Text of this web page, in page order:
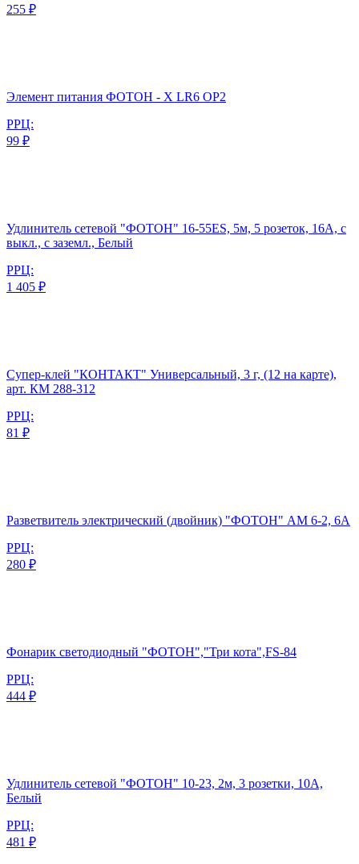
255 ₽
Элемент питания ФОТОН - Х LR6 OP2
РРЦ:
99 ₽
Удлинитель сетевой "ФОТОН" 16-55ЕS, 5м, 5 розеток, 16А, с
выкл., с заземл., Белый
РРЦ:
1 405 ₽
Супер-клей "КОНТАКТ" Универсальный, 3 г, (12 на карте),
арт. КМ 288-312
РРЦ:
81 ₽
Разветвитель электрический (двойник) "ФОТОН" АМ 6-2, 6А
РРЦ:
280 ₽
Фонарик светодиодный "ФОТОН","Три кота",FS-84
РРЦ:
444 ₽
Удлинитель сетевой "ФОТОН" 10-23, 2м, 3 розетки, 10А,
Белый
РРЦ:
481 ₽